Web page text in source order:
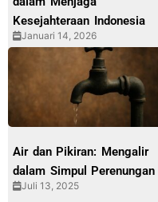
Kesejahteraan Indonesia
Januari 14, 2026
Air dan Pikiran: Mengalir
dalam Simpul Perenungan
Juli 13, 2025